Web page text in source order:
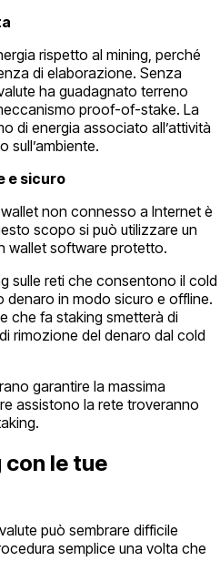
rispetto al mining, perché
di elaborazione. Senza
ha guadagnato terreno
proof-of-stake. La
di energia associato all’attività
sull’ambiente.
e sicuro
non connesso a Internet è
scopo si può utilizzare un
wallet software protetto.
sulle reti che consentono il cold
denaro in modo sicuro e offline.
che fa staking smetterà di
rimozione del denaro dal cold
garantire la massima
assistono la rete troveranno
con le tue
può sembrare difficile
semplice una volta che